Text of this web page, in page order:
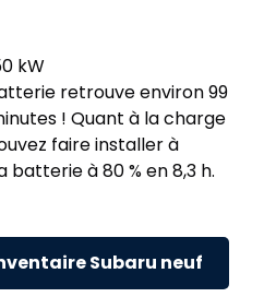
kW
retrouve environ 99
! Quant à la charge
faire installer à
à 80 % en 8,3 h.
Subaru neuf